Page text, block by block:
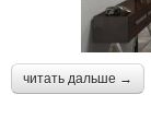
читать дальше →